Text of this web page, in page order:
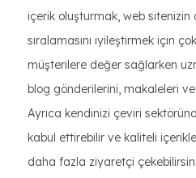
içerik oluşturmak, web
sıralamasını iyileştirmek için
müşterilere değer sağlarken
blog gönderilerini, makaleleri
Ayrıca kendinizi çeviri
kabul ettirebilir ve kaliteli
daha fazla ziyaretçi